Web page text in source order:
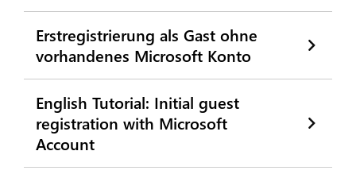
Erstregistrierung als Gast ohne
vorhandenes Microsoft Konto
English Tutorial: Initial guest
registration with Microsoft
Account